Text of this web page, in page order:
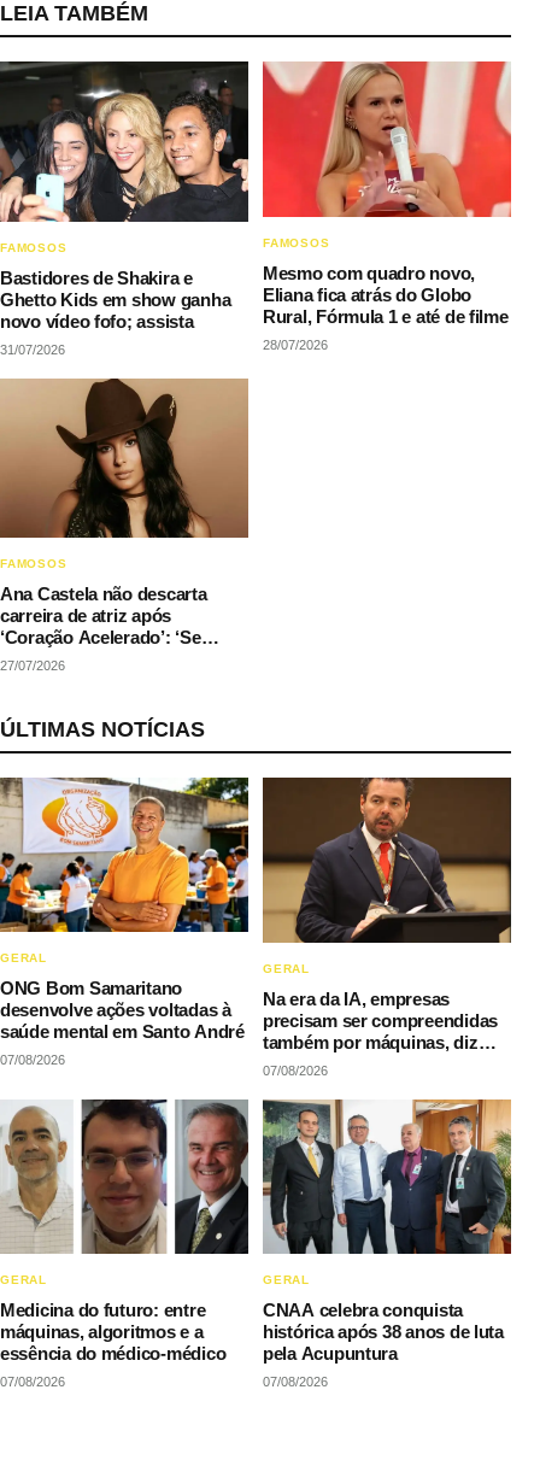
LEIA TAMBÉM
FAMOSOS
Bastidores de Shakira e
Ghetto Kids em show ganha
novo vídeo fofo; assista
31/07/2026
FAMOSOS
Mesmo com quadro novo,
Eliana fica atrás do Globo
Rural, Fórmula 1 e até de filme
28/07/2026
FAMOSOS
Ana Castela não descarta
carreira de atriz após
‘Coração Acelerado’: ‘Se
couber na agenda’
27/07/2026
ÚLTIMAS NOTÍCIAS
GERAL
ONG Bom Samaritano
desenvolve ações voltadas à
saúde mental em Santo André
07/08/2026
GERAL
Na era da IA, empresas
precisam ser compreendidas
também por máquinas, diz
LAQI
07/08/2026
GERAL
Medicina do futuro: entre
máquinas, algoritmos e a
essência do médico-médico
07/08/2026
GERAL
CNAA celebra conquista
histórica após 38 anos de luta
pela Acupuntura
07/08/2026